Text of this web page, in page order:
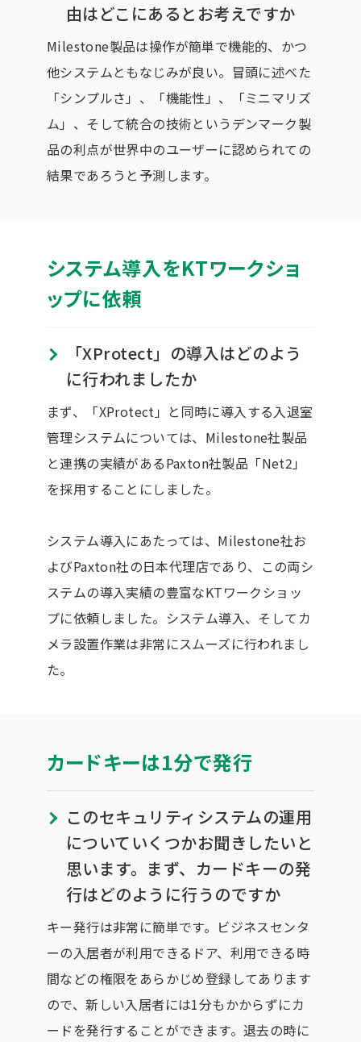
由はどこにあるとお考えですか
Milestone製品は操作が簡単で機能的、かつ
他システムともなじみが良い。冒頭に述べた
「シンプルさ」、「機能性」、「ミニマリズ
ム」、そして統合の技術というデンマーク製
品の利点が世界中のユーザーに認められての
結果であろうと予測します。
システム導入をKTワークショ
ップに依頼
「XProtect」の導入はどのよう
に行われましたか
まず、「XProtect」と同時に導入する入退室
管理システムについては、Milestone社製品
と連携の実績があるPaxton社製品「Net2」
を採用することにしました。
システム導入にあたっては、Milestone社お
よびPaxton社の日本代理店であり、この両シ
ステムの導入実績の豊富なKTワークショッ
プに依頼しました。システム導入、そしてカ
メラ設置作業は非常にスムーズに行われまし
た。
カードキーは1分で発行
このセキュリティシステムの運用
についていくつかお聞きしたいと
思います。まず、カードキーの発
行はどのように行うのですか
キー発行は非常に簡単です。ビジネスセンタ
ーの入居者が利用できるドア、利用できる時
間などの権限をあらかじめ登録してあります
ので、新しい入居者には1分もかからずにカ
ードを発行することができます。退去の時に